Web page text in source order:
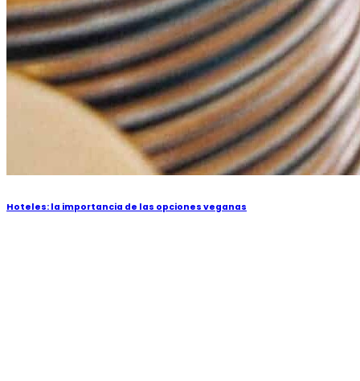
Hoteles: la importancia de las opciones veganas